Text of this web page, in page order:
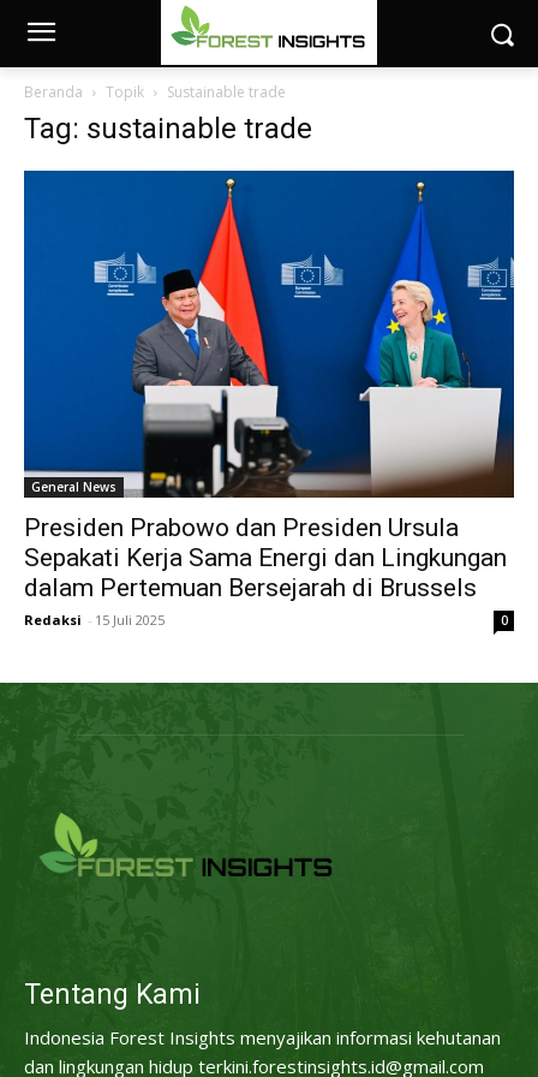
Beranda Topik Sustainable trade
Tag: sustainable trade
General News
Presiden Prabowo dan Presiden Ursula
Sepakati Kerja Sama Energi dan Lingkungan
dalam Pertemuan Bersejarah di Brussels
Redaksi - 15 Juli 2025 0
Tentang Kami
Indonesia Forest Insights menyajikan informasi kehutanan
dan lingkungan hidup terkini.forestinsights.id@gmail.com